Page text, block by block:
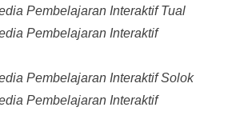
Pembelajaran Interaktif Tual
Pembelajaran Interaktif
Pembelajaran Interaktif Solok
Pembelajaran Interaktif